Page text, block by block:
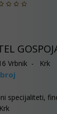
Vrbnik - Krk
specijaliteti,